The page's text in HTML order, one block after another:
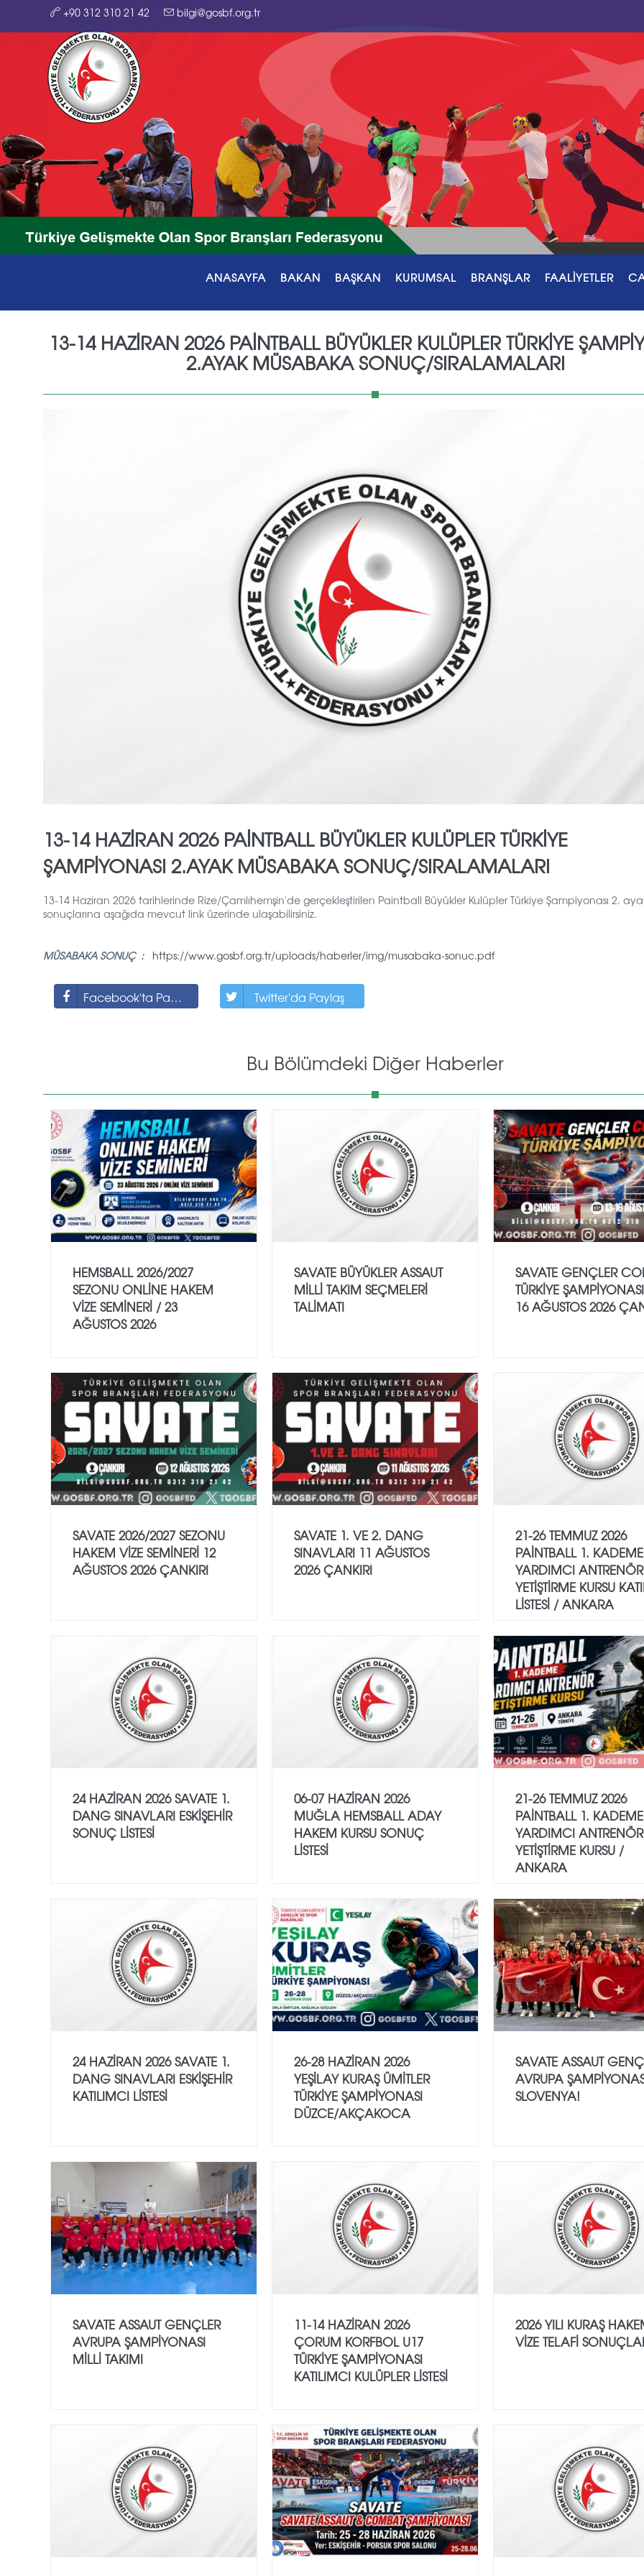
+90 312 310 21 42 bilgi@gosbf.org.tr
ANASAYFA BAKAN BAŞKAN KURUMSAL BRANŞLAR FAALİYETLER
13-14 HAZİRAN 2026 PAİNTBALL BÜYÜKLER KULÜPLER TÜRKİYE
2.AYAK MÜSABAKA SONUÇ/SIRALAMALARI
13-14 HAZİRAN 2026 PAİNTBALL BÜYÜKLER KULÜPLER TÜRKİYE
ŞAMPİYONASI 2.AYAK MÜSABAKA SONUÇ/SIRALAMALARI
13-14 Haziran 2026 tarihlerinde Rize/Çamlıhemşin'de gerçekleştirilen Paintball Büyükler Kulüpler Türkiye Şampiyonası 2.
sonuçlarına aşağıda mevcut link üzerinde ulaşabilirsiniz.
MÜSABAKA SONUÇ : https://www.gosbf.org.tr/uploads/haberler/img/musabaka-sonuc.pdf
Facebook'ta Paylaş Twitter'da Paylaş
Bu Bölümdeki Diğer Haberler
HEMSBALL 2026/2027
SEZONU ONLİNE HAKEM
VİZE SEMİNERİ / 23
AĞUSTOS 2026
SAVATE BÜYÜKLER ASSAUT
MİLLİ TAKIM SEÇMELERİ
TALİMATI
SAVATE GENÇLER
TÜRKİYE
16 AĞUSTOS 2026
SAVATE 2026/2027 SEZONU
HAKEM VİZE SEMİNERİ 12
AĞUSTOS 2026 ÇANKIRI
SAVATE 1. VE 2. DANG
SINAVLARI 11 AĞUSTOS
2026 ÇANKIRI
21-26 TEMMUZ 2026
PAİNTBALL 1. KADEME
YARDIMCI ANTRENÖR
YETİŞTİRME KURSU
LİSTESİ / ANKARA
24 HAZİRAN 2026 SAVATE 1.
DANG SINAVLARI ESKİŞEHİR
SONUÇ LİSTESİ
06-07 HAZİRAN 2026
MUĞLA HEMSBALL ADAY
HAKEM KURSU SONUÇ
LİSTESİ
21-26 TEMMUZ 2026
PAİNTBALL 1. KADEME
YARDIMCI ANTRENÖR
YETİŞTİRME KURSU /
ANKARA
24 HAZİRAN 2026 SAVATE 1.
DANG SINAVLARI ESKİŞEHİR
KATILIMCI LİSTESİ
26-28 HAZİRAN 2026
YEŞİLAY KURAŞ ÜMİTLER
TÜRKİYE ŞAMPİYONASI
DÜZCE/AKÇAKOCA
SAVATE ASSAUT
AVRUPA
SLOVENYA!
SAVATE ASSAUT GENÇLER
AVRUPA ŞAMPİYONASI
MİLLİ TAKIMI
11-14 HAZİRAN 2026
ÇORUM KORFBOL U17
TÜRKİYE ŞAMPİYONASI
KATILIMCI KULÜPLER LİSTESİ
2026 YILI KURAŞ
VİZE TELAFİ